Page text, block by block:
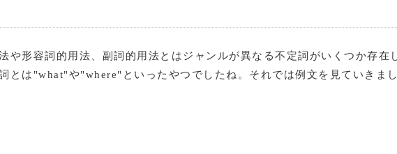
や形容詞的用法、副詞的用法とはジャンルが異なる不定詞がいくつか存在
とは"what"や"where"といったやつでしたね。それでは例文を見ていきまし